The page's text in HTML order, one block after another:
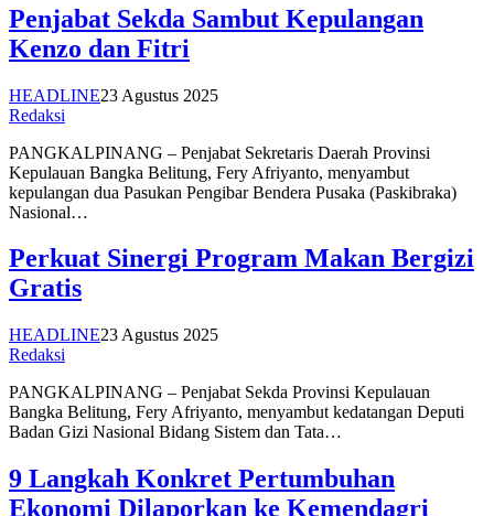
Penjabat Sekda Sambut Kepulangan
Kenzo dan Fitri
HEADLINE23 Agustus 2025
Redaksi
PANGKALPINANG – Penjabat Sekretaris Daerah Provinsi
Kepulauan Bangka Belitung, Fery Afriyanto, menyambut
kepulangan dua Pasukan Pengibar Bendera Pusaka (Paskibraka)
Nasional…
Perkuat Sinergi Program Makan Bergizi
Gratis
HEADLINE23 Agustus 2025
Redaksi
PANGKALPINANG – Penjabat Sekda Provinsi Kepulauan
Bangka Belitung, Fery Afriyanto, menyambut kedatangan Deputi
Badan Gizi Nasional Bidang Sistem dan Tata…
9 Langkah Konkret Pertumbuhan
Ekonomi Dilaporkan ke Kemendagri